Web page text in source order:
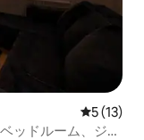
レビュー
5 (13)
ッドルーム、ジャ